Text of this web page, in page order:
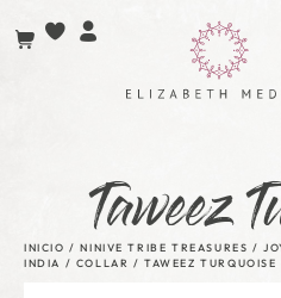
Taweez
INICIO /NINIVE TRIBE TREASURES /
INDIA / COLLAR / TAWEEZ TURQUOISE